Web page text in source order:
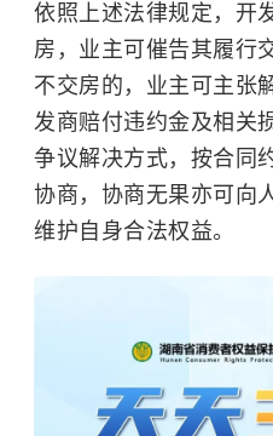
依照上述法律规定，开
房，业主可催告其履行
不交房的，业主可主张
发商赔付违约金及相关
争议解决方式，按合同
协商，协商无果亦可向
维护自身合法权益。